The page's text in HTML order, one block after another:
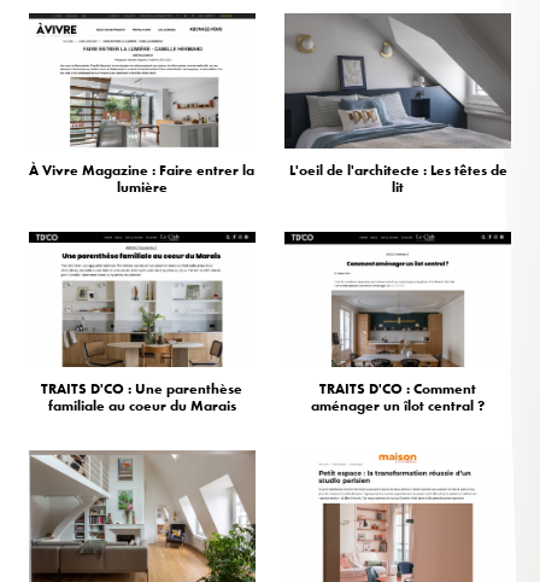
À Vivre Magazine : Faire entrer la
lumière
L'oeil de l'architecte : Les têtes de
lit
TRAITS D'CO : Une parenthèse
familiale au coeur du Marais
TRAITS D'CO : Comment
aménager un îlot central ?